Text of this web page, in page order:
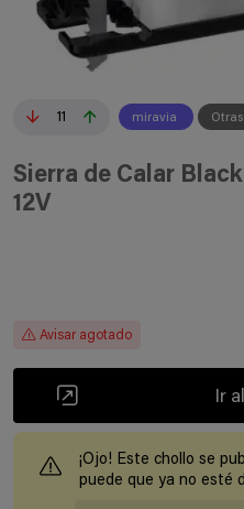
11 miravia
Sierra de Calar
12V
Avisar agotado
Ir
¡Ojo! Este chollo se
puede que ya no esté